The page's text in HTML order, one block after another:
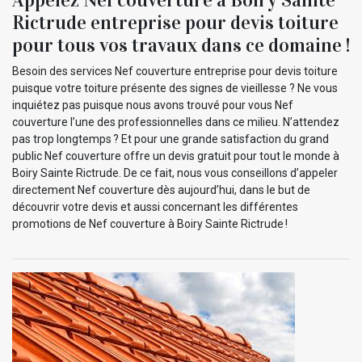
Rictrude entreprise pour devis toiture
pour tous vos travaux dans ce domaine !
Besoin des services Nef couverture entreprise pour devis toiture
puisque votre toiture présente des signes de vieillesse ? Ne vous
inquiétez pas puisque nous avons trouvé pour vous Nef
couverture l’une des professionnelles dans ce milieu. N’attendez
pas trop longtemps ? Et pour une grande satisfaction du grand
public Nef couverture offre un devis gratuit pour tout le monde à
Boiry Sainte Rictrude. De ce fait, nous vous conseillons d’appeler
directement Nef couverture dès aujourd’hui, dans le but de
découvrir votre devis et aussi concernant les différentes
promotions de Nef couverture à Boiry Sainte Rictrude !